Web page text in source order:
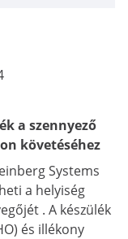
a szennyező
követéséhez
Systems
a helyiség
. A készülék
és illékony